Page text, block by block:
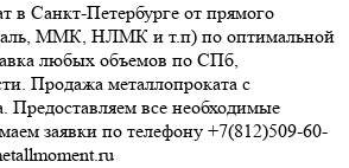
в Санкт-Петербурге от прямого
ММК, НЛМК и т.п) по оптимальной
любых объемов по СПб,
Продажа металлопроката с
Предоставляем все необходимые
заявки по телефону +7(812)509-60-